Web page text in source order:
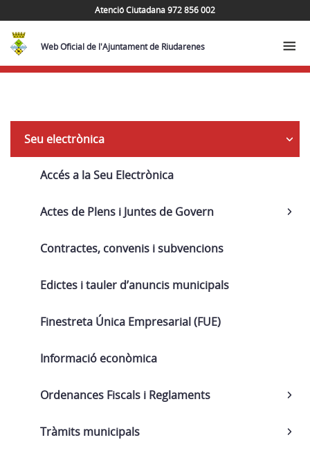
Atenció Ciutadana 972 856 002
Web Oficial de l'Ajuntament de Riudarenes
Navega
Seu electrònica
Accés a la Seu Electrònica
Actes de Plens i Juntes de Govern
Contractes, convenis i subvencions
Edictes i tauler d’anuncis municipals
Finestreta Única Empresarial (FUE)
Informació econòmica
Ordenances Fiscals i Reglaments
Tràmits municipals